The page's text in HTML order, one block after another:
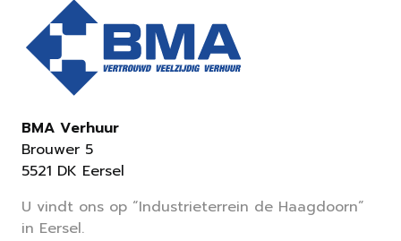
BMA Verhuur
Brouwer 5
5521 DK Eersel
U vindt ons op “Industrieterrein de Haagdoorn”
in Eersel.